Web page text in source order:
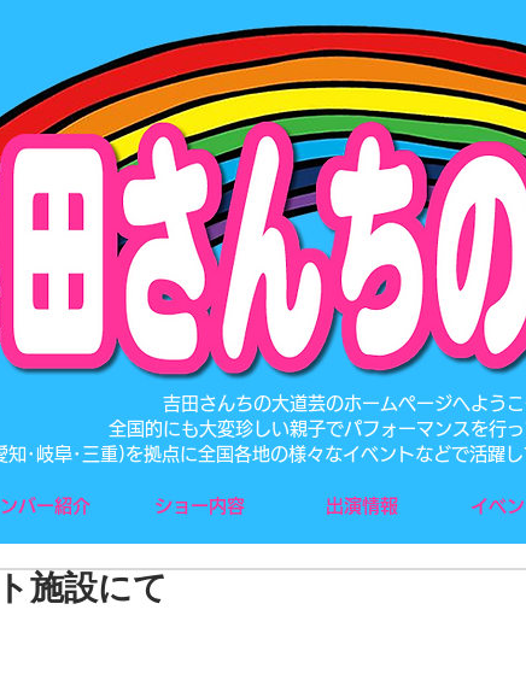
吉田さんちの大道芸のホームページへようこ
全国的にも大変珍しい親子でパフォーマンスを行っ
知･岐阜･三重)を拠点に全国各地の様々なイベントなどで活躍
バー紹介 ショー内容 出演情報 イベ
施設にて